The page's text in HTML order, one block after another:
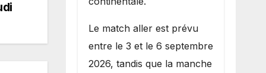
Le match aller est prévu
entre le 3 et le 6 septembre
2026, tandis que la manche